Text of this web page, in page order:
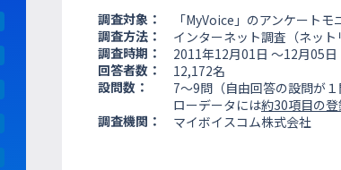
調査対象：
「MyVoice」のアンケートモ
調査方法：
インターネット調査（ネット
調査時期：
2011年12月01日 ～12月05日
回答者数：
12,172名
設問数：
7～9問（自由回答の設問が１
ローデータには約30項目の
調査機関：
マイボイスコム株式会社